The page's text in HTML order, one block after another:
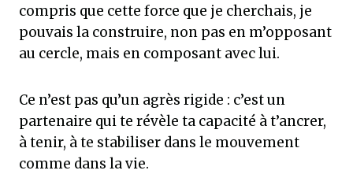
compris que cette force que je cherchais, je
pouvais la construire, non pas en m’opposant
au cercle, mais en composant avec lui.
Ce n’est pas qu’un agrès rigide : c’est un
partenaire qui te révèle ta capacité à t’ancrer,
à tenir, à te stabiliser dans le mouvement
comme dans la vie.